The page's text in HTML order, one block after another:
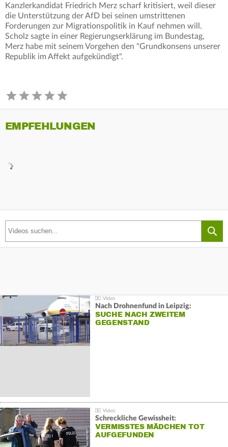
Kanzlerkandidat Friedrich Merz scharf kritisiert, weil dieser
die Unterstützung der AfD bei seinen umstrittenen
Forderungen zur Migrationspolitik in Kauf nehmen will.
Scholz sagte in einer Regierungserklärung im Bundestag,
Merz habe mit seinem Vorgehen den "Grundkonsens unserer
Republik im Affekt aufgekündigt".
EMPFEHLUNGEN
Nach Drohnenfund in Leipzig:
SUCHE NACH ZWEITEM
GEGENSTAND
Schreckliche Gewissheit:
VERMISSTES MÄDCHEN TOT
AUFGEFUNDEN